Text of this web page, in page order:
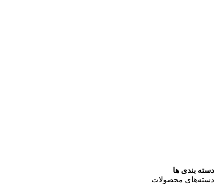
دسته بندی ها
دسته‌های محصولات